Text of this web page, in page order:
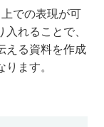
での表現が可
れることで、
える資料を作成
ます。